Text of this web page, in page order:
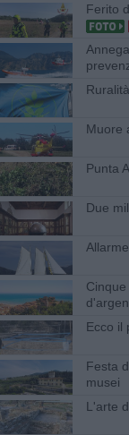
Ferito
Muore
Punta
Due
Ecco il
Festa
musei
L'arte